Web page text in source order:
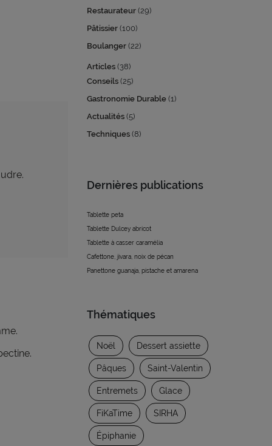
Restaurateur(29)
Pâtissier(100)
Boulanger(22)
Articles(38)
Conseils(25)
Gastronomie Durable(1)
Actualités(5)
Techniques(8)
Dernières publications
Tablette peta
Tablette Dulcey abricot
Tablette à casser caramélia
Cafettone, jivara, noix de pécan
Panettone guanaja, pistache et amarena
Thématiques
Noël Dessert assiette
Pâques Saint-Valentin
Entremets Glace
FiKaTime SIRHA
Épiphanie